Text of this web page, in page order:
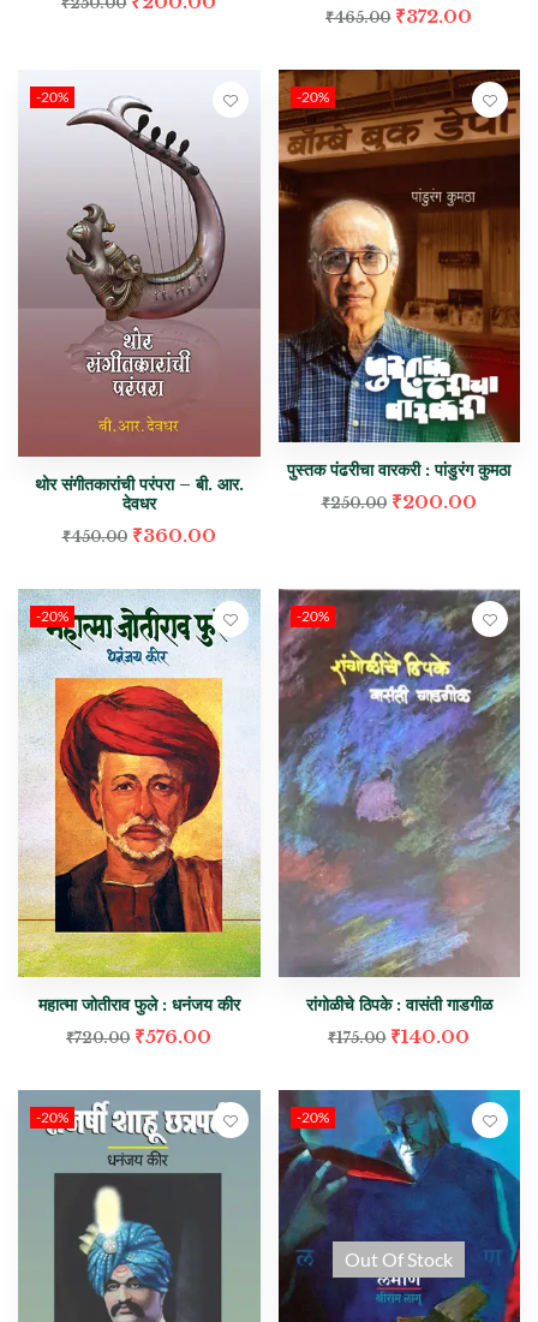
₹465.00 ₹372.00
-20%
थोर संगीतकारांची परंपरा – बी. आर.
देवधर
₹450.00 ₹360.00
-20%
पुस्तक पंढरीचा वारकरी : पांडुरंग कुमठा
₹250.00 ₹200.00
-20%
महात्मा जोतीराव फुले : धनंजय कीर
₹720.00 ₹576.00
-20%
रांगोळीचे ठिपके : वासंती गाडगीळ
₹175.00 ₹140.00
-20% -20%
Out Of Stock